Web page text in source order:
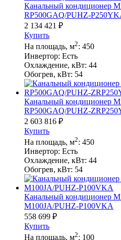
Канальный кондиционер
RP500GAQ/PUHZ-
2 134 421 ₽
Купить
На площадь, м2: 450
Инвертор: Есть
Охлаждение, кВт: 44
Обогрев, кВт: 54
Канальный кондиционер
RP500GAQ/PUHZ-
2 603 816 ₽
Купить
На площадь, м2: 450
Инвертор: Есть
Охлаждение, кВт: 44
Обогрев, кВт: 54
Канальный кондиционер
M100JA/PUHZ-P100VKA
558 699 ₽
Купить
На площадь, м2: 100